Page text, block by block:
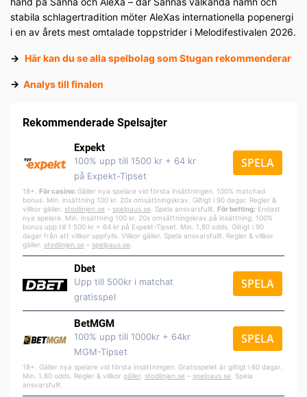
stabila schlagertradition möter AleXas internationella popenergi
i en av årets mest omtalade toppstrider i Melodifestivalen 2026.
→ Här kan du se alla spelbolag som Stugan rekommenderar
→ Analys till finalen
Rekommenderade Spelsajter
Expekt
100% upp till 1500 kr + 64 kr
på Expekt-Tipset
SPELA
18+. För casino: Gäller nya spelare vid första insättningen. 100% matchad
bonus. Min. insättning 100 kr. 20x omsättningskrav. Giltigt i 90 dagar. Regler &
villkor gäller. stodlinjen.se – spelpaus.se . Spela ansvarsfullt. För betting: Endast
nya spelare. Min. insättning 100 kr. 20x omsättningskrav på insättning. 100%
bonus upp till 1 500 kr + 64 kr på Expekt-Tipset. Min. 1,80 odds. Giltigt i 90
dagar från att villkor uppfylls. Villkor gäller. Spela ansvarsfullt. Regler & villkor
gäller. stodlinjen.se – spelpaus.se
Dbet
Upp till 500kr i matchat
gratisspel
SPELA
BetMGM
100% upp till 1000kr + 64kr
MGM-Tipset
SPELA
18+. Gäller nya spelare vid första insättningen. Gratisspelet är giltigt i 60 dagar.
Min. 1.80 odds. Regler & villkor gäller stodlinjen.se – spelpaus.se . Spela
ansvarsfullt.